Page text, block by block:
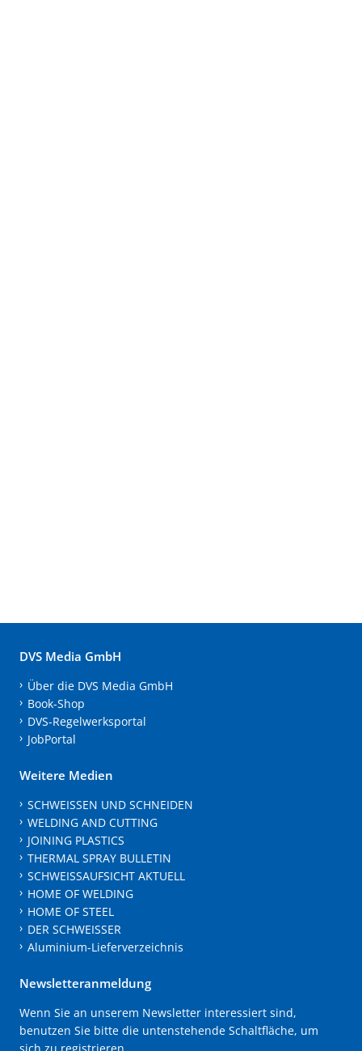
DVS Media GmbH
Über die DVS Media GmbH
Book-Shop
DVS-Regelwerksportal
JobPortal
Weitere Medien
SCHWEISSEN UND SCHNEIDEN
WELDING AND CUTTING
JOINING PLASTICS
THERMAL SPRAY BULLETIN
SCHWEISSAUFSICHT AKTUELL
HOME OF WELDING
HOME OF STEEL
DER SCHWEISSER
Aluminium-Lieferverzeichnis
Newsletteranmeldung
Wenn Sie an unserem Newsletter interessiert sind,
benutzen Sie bitte die untenstehende Schaltfläche, um